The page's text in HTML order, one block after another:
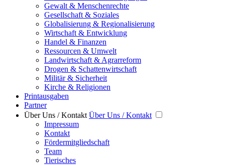
Gewalt & Menschenrechte
Gesellschaft & Soziales
Globalisierung & Regionalisierung
Wirtschaft & Entwicklung
Handel & Finanzen
Ressourcen & Umwelt
Landwirtschaft & Agrarreform
Drogen & Schattenwirtschaft
Militär & Sicherheit
Kirche & Religionen
Printausgaben
Partner
Über Uns / Kontakt Über Uns / Kontakt
Impressum
Kontakt
Fördermitgliedschaft
Team
Tierisches